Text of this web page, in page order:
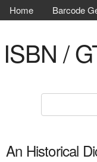
Home Barcode
ISBN /
An Historical